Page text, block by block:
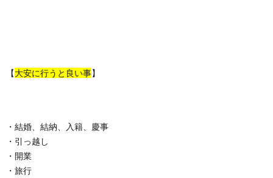
【大安に行うと良い事】
・結婚、結納、入籍、慶事
・引っ越し
・開業
・旅行